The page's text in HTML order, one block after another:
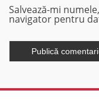
Salvează-mi
navigator pentru